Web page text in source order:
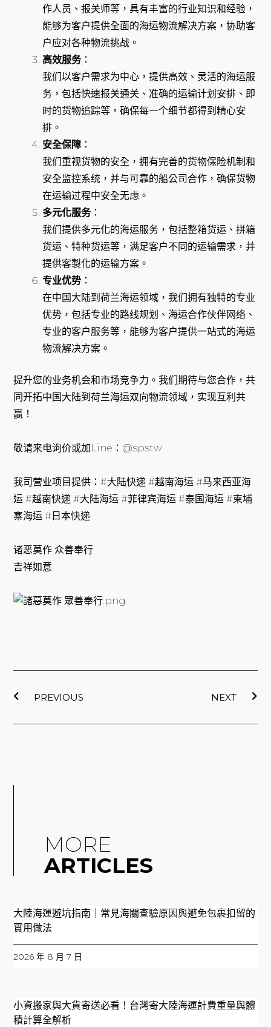
作人员、报关师等，具有丰富的行业知识和经验，
能够为客户提供全面的海运物流解决方案，协助客
户应对各种物流挑战。
高效服务：
我们以客户需求为中心，提供高效、灵活的海运服
务，包括快速报关通关、准确的运输计划安排、即
时的货物追踪等，确保每一个细节都得到精心安
排。
安全保障 ：
我们重视货物的安全，拥有完善的货物保险机制和
安全监控系统，并与可靠的船公司合作，确保货物
在运输过程中安全无虑。
多元化服务：
我们提供多元化的海运服务，包括整箱货运、拼箱
货运、特种货运等，满足客户不同的运输需求，并
提供客製化的运输方案。
专业优势 ：
在中国大陆到荷兰海运领域，我们拥有独特的专业
优势，包括专业的路线规划、海运合作伙伴网络、
专业的客户服务等，能够为客户提供一站式的海运
物流解决方案。
提升您的业务机会和市场竞争力。我们期待与您合作，共
同开拓中国大陆到荷兰海运双向物流领域，实现互利共
赢！
敬请来电询价或加Line：@spstw
我司营业项目提供：#大陆快递 #越南海运 #马来西亚海
运 #越南快递 #大陆海运 #菲律宾海运 #泰国海运 #柬埔
寨海运 #日本快递
诸恶莫作 众善奉行
吉祥如意
PREVIOUS NEXT
MORE
ARTICLES
大陸海運避坑指南｜常見海關查驗原因與避免包裹扣留的
實用做法
2026 年 8 月 7 日
小資搬家與大貨寄送必看！台灣寄大陸海運計費重量與體
積計算全解析